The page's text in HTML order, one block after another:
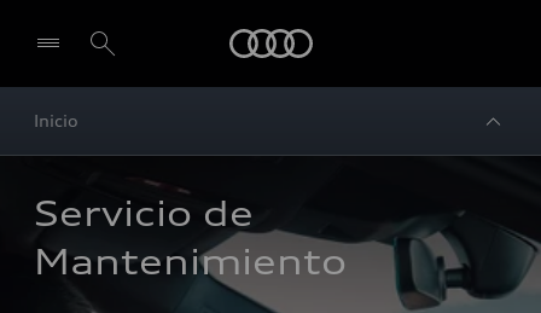
Inicio
Servicio de
Mantenimiento